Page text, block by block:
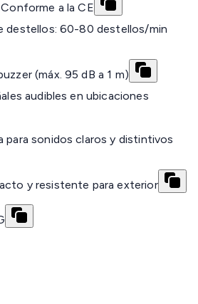
a la CE
destellos: 60-80 destellos/min
(máx. 95 dB a 1 m)
audibles en ubicaciones
para sonidos claros y distintivos
y resistente para exterior